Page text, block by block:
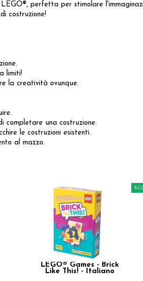
perfetta per stimolare
costruzione!
limiti!
la creatività ovunque.
completare una costruzione.
le costruzioni esistenti.
al mazzo.
LEGO® Games - Brick
Like This! - Italiano